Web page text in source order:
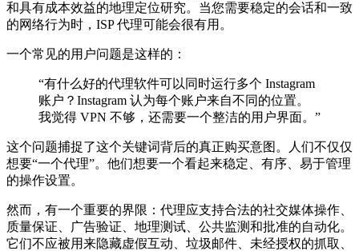
和具有成本效益的地理定位研究。当您需要稳定的会话和一致
的网络行为时，ISP 代理可能会很有用。
一个常见的用户问题是这样的：
“有什么好的代理软件可以同时运行多个 Instagram
账户？Instagram 认为每个账户来自不同的位置。
我觉得 VPN 不够，还需要一个整洁的用户界面。”
这个问题捕捉了这个关键词背后的真正购买意图。人们不仅仅
想要“一个代理”。他们想要一个看起来稳定、有序、易于管理
的操作设置。
然而，有一个重要的界限：代理应支持合法的社交媒体操作、
质量保证、广告验证、地理测试、公共监测和批准的自动化。
它们不应被用来隐藏虚假互动、垃圾邮件、未经授权的抓取、